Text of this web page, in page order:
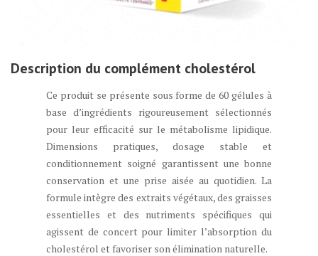
Description du complément cholestérol
Ce produit se présente sous forme de 60 gélules à
base d’ingrédients rigoureusement sélectionnés
pour leur efficacité sur le métabolisme lipidique.
Dimensions pratiques, dosage stable et
conditionnement soigné garantissent une bonne
conservation et une prise aisée au quotidien. La
formule intègre des extraits végétaux, des graisses
essentielles et des nutriments spécifiques qui
agissent de concert pour limiter l’absorption du
cholestérol et favoriser son élimination naturelle.